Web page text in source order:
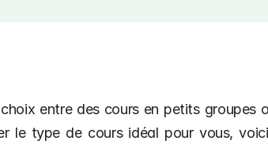
entre des cours en petits groupes
le type de cours idéal pour vous,